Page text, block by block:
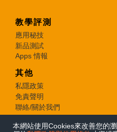
本網站使用Cookies來改善您的
教學評測
應用秘技
新品測試
Apps 情報
其他
私隱政策
免責聲明
聯絡/關於我們
© 2026 e-zone. All Rights